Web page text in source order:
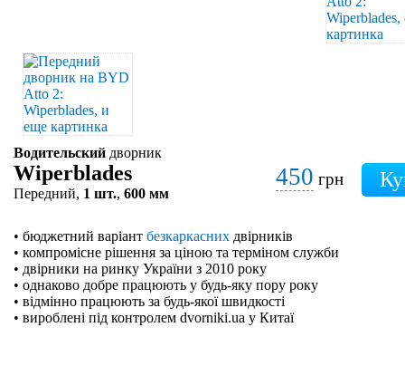
Водительский дворник
Wiperblades
Передний, 1 шт., 600 мм
450 грн
• бюджетний варіант безкаркасних двірників
• компромісне рішення за ціною та терміном служби
• двірники на ринку України з 2010 року
• однаково добре працюють у будь-яку пору року
• відмінно працюють за будь-якої швидкості
• вироблені під контролем dvorniki.ua у Китаї